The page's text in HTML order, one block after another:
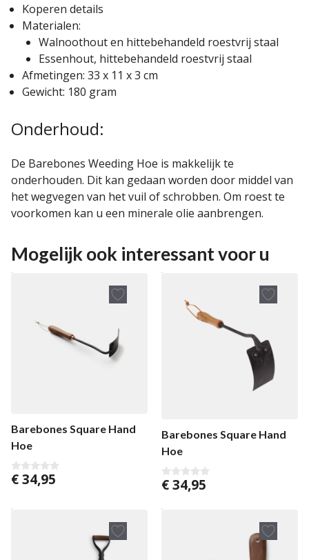
Koperen details
Materialen:
Walnoothout en hittebehandeld roestvrij staal
Essenhout, hittebehandeld roestvrij staal
Afmetingen: 33 x 11 x 3 cm
Gewicht: 180 gram
Onderhoud:
De Barebones Weeding Hoe is makkelijk te
onderhouden. Dit kan gedaan worden door middel van
het wegvegen van het vuil of schrobben. Om roest te
voorkomen kan u een minerale olie aanbrengen.
Mogelijk ook interessant voor u
Barebones Square Hand
Hoe
0
€34,95
Barebones Square Hand
Hoe
0
n
€34,95